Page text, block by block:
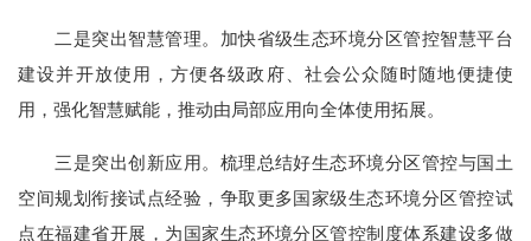
二是突出智慧管理。加快省级生态环境分区管控智慧平台
建设并开放使用，方便各级政府、社会公众随时随地便捷使
用，强化智慧赋能，推动由局部应用向全体使用拓展。
三是突出创新应用。梳理总结好生态环境分区管控与国土
空间规划衔接试点经验，争取更多国家级生态环境分区管控试
点在福建省开展，为国家生态环境分区管控制度体系建设多做